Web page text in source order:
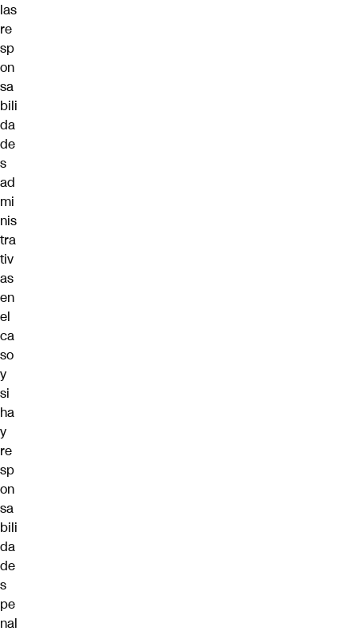
las
re
sp
on
sa
bili
da
de
s
ad
mi
nis
tra
tiv
as
en
el
ca
so
y
si
ha
y
re
sp
on
sa
bili
da
de
s
pe
nal